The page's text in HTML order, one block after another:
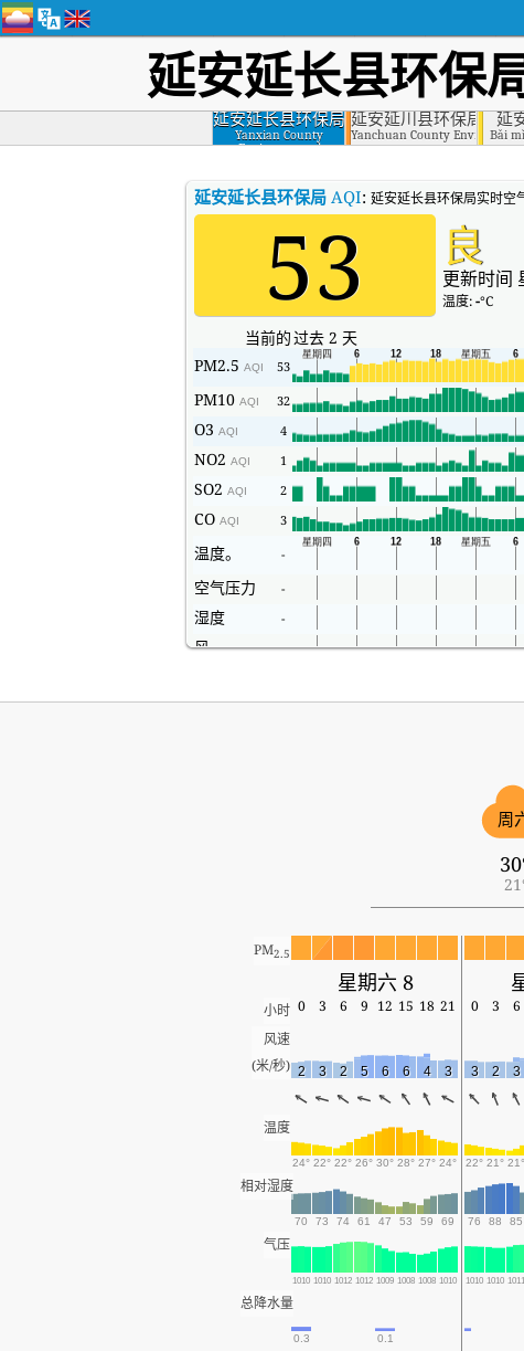
延安延长县环保
延安延长县环保局
Yanxian County
Environmental
延安延川县环保局
Yanchuan County
延
Bǎi
延安延长县环保局AQI: 延安延长县环保局实时空
53 良
更新时间
温度:-°C
当前的过去 2 天
PM2.5 AQI 53
PM10 AQI 32
O3 AQI 4
NO2 AQI 1
SO2 AQI 2
CO AQI 3
温度。 -
空气压力 -
湿度 -
风 -
周
PM2.5
星期六 8
小时 0 3 6 9 12 15 18 21 0 3 6
风速
(米/秒) 2 3 2 5 6 6 4 3 3 2 3
温度
24° 22° 22° 26° 30° 28° 27° 24° 22° 21° 21°
相对湿度
70 73 74 61 47 53 59 69 76 88 85
气压
1010 1010 1012 1012 1009 1008 1008 1010 1010 1010 1011
总降水量
0.3 0.1